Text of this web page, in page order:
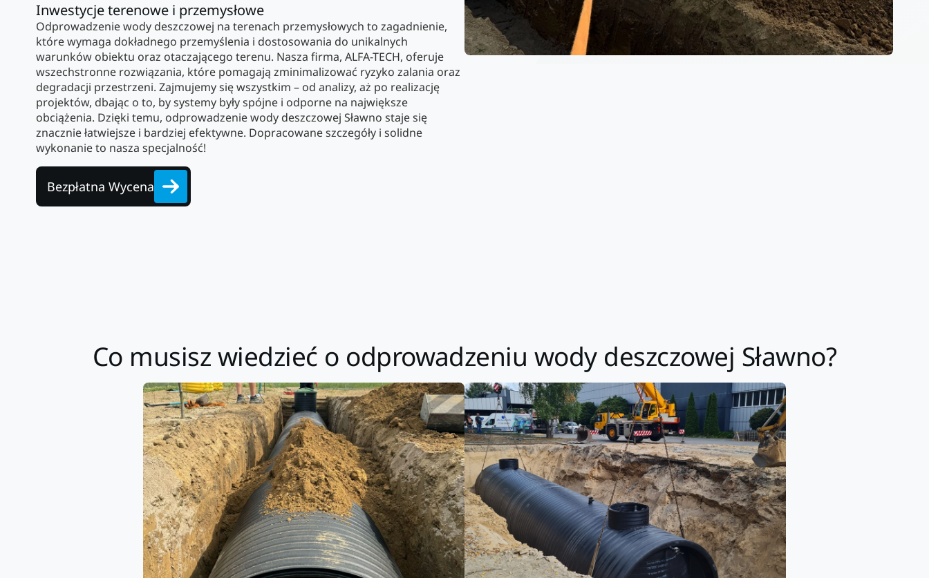
Inwestycje terenowe i przemysłowe
Odprowadzenie wody deszczowej na terenach przemysłowych to zagadnienie,
które wymaga dokładnego przemyślenia i dostosowania do unikalnych
warunków obiektu oraz otaczającego terenu. Nasza firma, ALFA-TECH, oferuje
wszechstronne rozwiązania, które pomagają zminimalizować ryzyko zalania oraz
degradacji przestrzeni. Zajmujemy się wszystkim – od analizy, aż po realizację
projektów, dbając o to, by systemy były spójne i odporne na największe
obciążenia. Dzięki temu, odprowadzenie wody deszczowej Sławno staje się
znacznie łatwiejsze i bardziej efektywne. Dopracowane szczegóły i solidne
wykonanie to nasza specjalność!
Bezpłatna Wycena
Co musisz wiedzieć o odprowadzeniu wody deszczowej Sławno?